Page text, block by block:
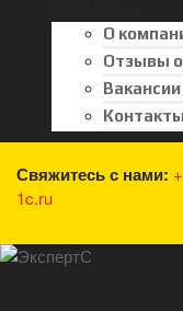
О
Отзывы о
Вакансии
Контакты
Свяжитесь с нами:
1c.ru